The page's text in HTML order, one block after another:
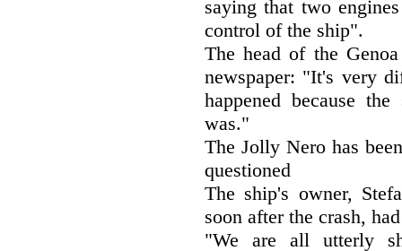
saying that two
control of the ship".
The head of the
newspaper: "It's very
happened because
was."
The Jolly Nero has
questioned
The ship's owner,
soon after the crash,
"We are all utterly